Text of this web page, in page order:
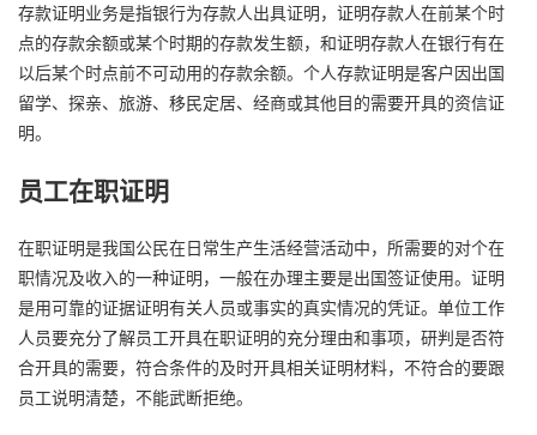
存款证明业务是指银行为存款人出具证明，证明存款人在前某个时
点的存款余额或某个时期的存款发生额，和证明存款人在银行有在
以后某个时点前不可动用的存款余额。个人存款证明是客户因出国
留学、探亲、旅游、移民定居、经商或其他目的需要开具的资信证
明。
员工在职证明
在职证明是我国公民在日常生产生活经营活动中，所需要的对个在
职情况及收入的一种证明，一般在办理主要是出国签证使用。证明
是用可靠的证据证明有关人员或事实的真实情况的凭证。单位工作
人员要充分了解员工开具在职证明的充分理由和事项，研判是否符
合开具的需要，符合条件的及时开具相关证明材料，不符合的要跟
员工说明清楚，不能武断拒绝。